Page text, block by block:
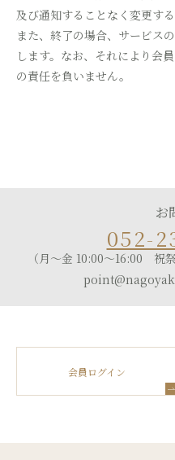
及び通知することなく変更する
また、終了の場合、サービス
します。なお、それにより会
の責任を負いません。
お
052-
（月～金 10:00～16:00 祝
会員ログイン